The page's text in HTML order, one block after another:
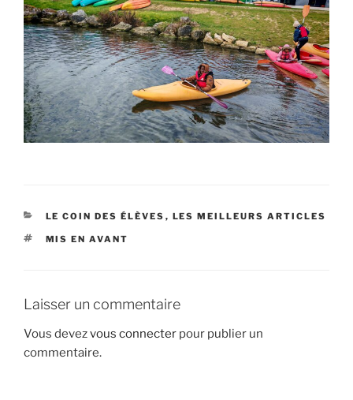
CATÉGORIES
LE COIN DES ÉLÈVES , LES MEILLEURS ARTICLES
ÉTIQUETTES
MIS EN AVANT
Laisser un commentaire
Vous devezvous connecter pour publier un
commentaire.